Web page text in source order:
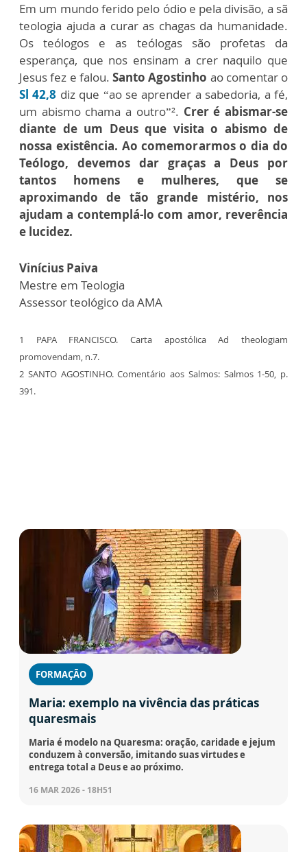
Em um mundo ferido pelo ódio e pela divisão, a sã
teologia ajuda a curar as chagas da humanidade.
Os teólogos e as teólogas são profetas da
esperança, que nos ensinam a crer naquilo que
Jesus fez e falou. Santo Agostinho ao comentar o
Sl 42,8 diz que “ao se aprender a sabedoria, a fé,
um abismo chama a outro”². Crer é abismar-se
diante de um Deus que visita o abismo de
nossa existência. Ao comemorarmos o dia do
Teólogo, devemos dar graças a Deus por
tantos homens e mulheres, que se
aproximando de tão grande mistério, nos
ajudam a contemplá-lo com amor, reverência
e lucidez.
Vinícius Paiva
Mestre em Teologia
Assessor teológico da AMA
1 PAPA FRANCISCO. Carta apostólica Ad theologiam
promovendam, n.7.
2 SANTO AGOSTINHO. Comentário aos Salmos: Salmos 1-50, p.
391.
FORMAÇÃO
Maria: exemplo na vivência das práticas
quaresmais
Maria é modelo na Quaresma: oração, caridade e jejum
conduzem à conversão, imitando suas virtudes e
entrega total a Deus e ao próximo.
16 MAR 2026 - 18H51